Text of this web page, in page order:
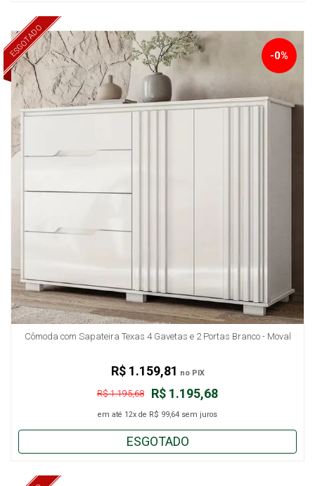
ESGOTADO
Cômoda com Sapateira Texas 4 Gavetas e 2 Portas Branco - Moval
R$ 1.195,68
R$ 1.195,68
-0%
em até 12x de R$ 99,64 sem juros
R$ 1.159,81 no PIX
ESGOTADO